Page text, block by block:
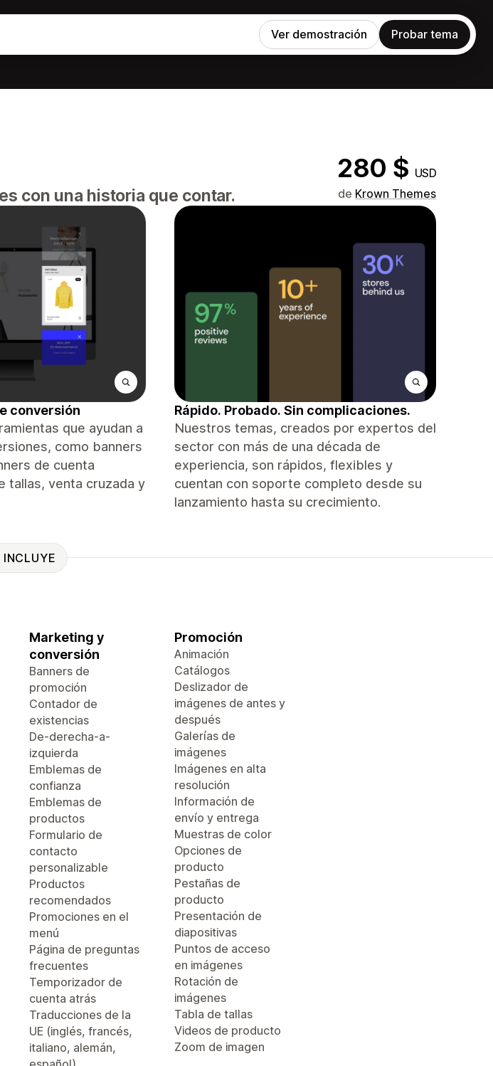
Ver demostración Probar tema
280 $ USD
con una historia que contar. de Krown Themes
conversión
que ayudan a
como banners
de cuenta
tallas, venta cruzada y
Rápido. Probado. Sin complicaciones.
Nuestros temas, creados por expertos del
sector con más de una década de
experiencia, son rápidos, flexibles y
cuentan con soporte completo desde su
lanzamiento hasta su crecimiento.
INCLUYE
Marketing y
conversión
Banners de
promoción
Contador de
existencias
De-derecha-a-
izquierda
Emblemas de
confianza
Emblemas de
productos
Formulario de
contacto
personalizable
Productos
recomendados
Promociones en el
menú
Página de preguntas
frecuentes
Temporizador de
cuenta atrás
Traducciones de la
UE (inglés, francés,
italiano, alemán,
Promoción
Animación
Catálogos
Deslizador de
imágenes de antes y
después
Galerías de
imágenes
Imágenes en alta
resolución
Información de
envío y entrega
Muestras de color
Opciones de
producto
Pestañas de
producto
Presentación de
diapositivas
Puntos de acceso
en imágenes
Rotación de
imágenes
Tabla de tallas
Videos de producto
Zoom de imagen